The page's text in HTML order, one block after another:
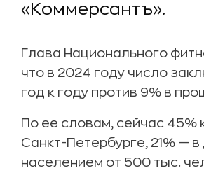
«Коммерсантъ».
Глава Национального
что в 2024 году число
год к году против 9% в
По ее словам, сейчас 45%
Санкт-Петербурге, 21% —
населением от 500 тыс.